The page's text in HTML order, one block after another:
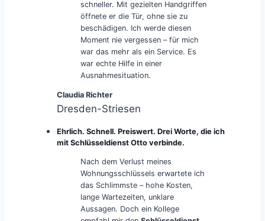
schneller. Mit gezielten Handgriffen
öffnete er die Tür, ohne sie zu
beschädigen. Ich werde diesen
Moment nie vergessen – für mich
war das mehr als ein Service. Es
war echte Hilfe in einer
Ausnahmesituation.
Claudia Richter
Dresden-Striesen
Ehrlich. Schnell. Preiswert. Drei Worte, die ich
mit Schlüsseldienst Otto verbinde.
Nach dem Verlust meines
Wohnungsschlüssels erwartete ich
das Schlimmste – hohe Kosten,
lange Wartezeiten, unklare
Aussagen. Doch ein Kollege